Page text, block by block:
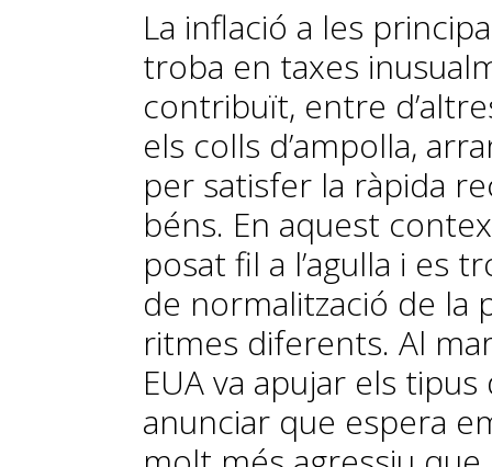
La inflació a les
troba en taxes
contribuït, entre
els colls d’ampolla,
per satisfer la ràpida
béns. En aquest
posat fil a l’agulla i es
de normalització de la
ritmes diferents. Al
EUA va apujar els
anunciar que espera